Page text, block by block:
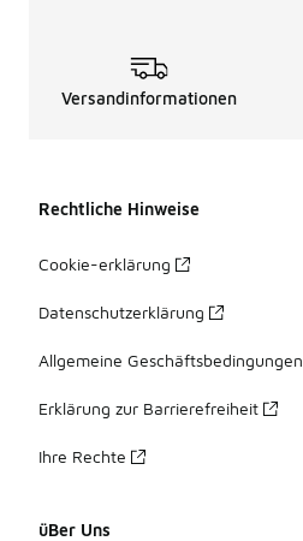
Versandinformationen
Rechtliche Hinweise
Cookie-erklärung
Datenschutzerklärung
Allgemeine Geschäftsbedingungen
Erklärung zur Barrierefreiheit
Ihre Rechte
üBer Uns